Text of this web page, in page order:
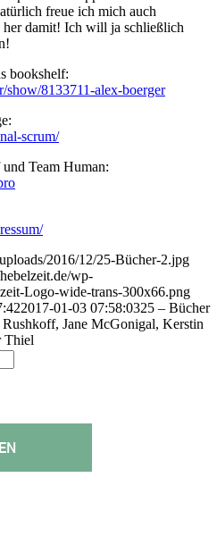
freue ich mich auch
her damit! Ich will ja schließlich
bookshelf:
show/8133711-alex-boerger
scrum/
Team Human:
2016/12/25-Bücher-2.jpg
wp-
Logo-wide-trans-300x66.png
2017-01-03 07:58:0325 – Bücher
Jane McGonigal, Kerstin
Thiel